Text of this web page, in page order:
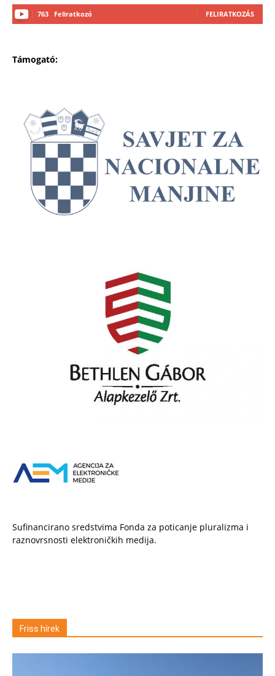
763 Feliratkozó FELIRATKOZÁS
Támogató:
Sufinancirano sredstvima Fonda za poticanje pluralizma i
raznovrsnosti elektroničkih medija.
Friss hírek